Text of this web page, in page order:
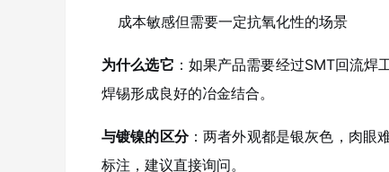
成本敏感但需要一定抗氧化性的场景
为什么选它 ：如果产品需要经过SMT回流
焊锡形成良好的冶金结合。
与镀镍的区分：两者外观都是银灰色，肉眼
标注，建议直接询问。